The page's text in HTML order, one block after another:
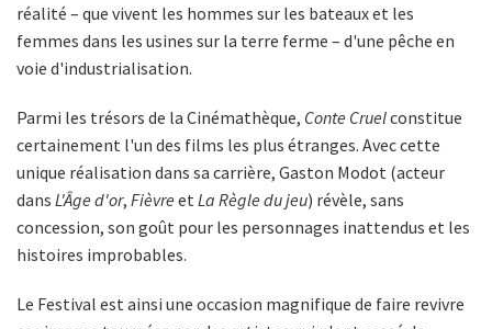
réalité – que vivent les hommes sur les bateaux et les
femmes dans les usines sur la terre ferme – d'une pêche en
voie d'industrialisation.
Parmi les trésors de la Cinémathèque, Conte Cruelconstitue
certainement l'un des films les plus étranges. Avec cette
unique réalisation dans sa carrière, Gaston Modot (acteur
dans L'Âge d'or, Fièvre et La Règle du jeu) révèle, sans
concession, son goût pour les personnages inattendus et les
histoires improbables.
Le Festival est ainsi une occasion magnifique de faire revivre